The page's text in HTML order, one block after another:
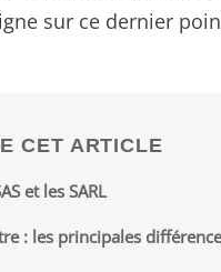
sur ce dernier
CET ARTICLE
et les SARL
: les principales